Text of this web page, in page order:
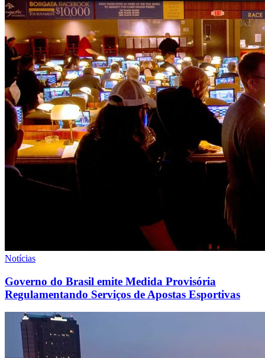
Notícias
Governo do Brasil emite Medida Provisória
Regulamentando Serviços de Apostas Esportivas